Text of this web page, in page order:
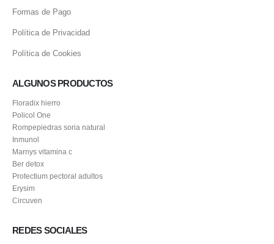
Formas de Pago
Política de Privacidad
Política de Cookies
ALGUNOS PRODUCTOS
Floradix hierro
Policol One
Rompepiedras soria natural
Inmunol
Marnys vitamina c
Ber detox
Protectium pectoral adultos
Erysim
Circuven
REDES SOCIALES